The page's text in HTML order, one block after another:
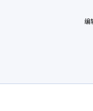
编